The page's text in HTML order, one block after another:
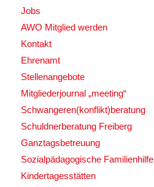
Jobs
AWO Mitglied werden
Kontakt
Ehrenamt
Stellenangebote
Mitgliederjournal „meeting“
Schwangeren(konflikt)beratung
Schuldnerberatung Freiberg
Ganztagsbetreuung
Sozialpädagogische Familienhilfe
Kindertagesstätten